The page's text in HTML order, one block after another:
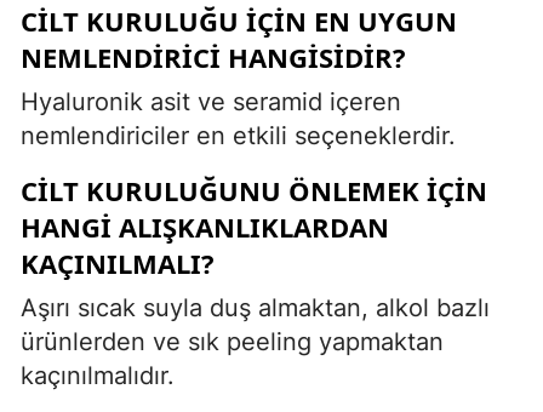
CILT KURULUĞU IÇIN EN UYGUN
NEMLENDIRICI HANGISIDIR?
Hyaluronik asit ve seramid içeren
nemlendiriciler en etkili seçeneklerdir.
CILT KURULUĞUNU ÖNLEMEK IÇIN
HANGI ALIŞKANLIKLARDAN
KAÇINILMALI?
Aşırı sıcak suyla duş almaktan, alkol bazlı
ürünlerden ve sık peeling yapmaktan
kaçınılmalıdır.